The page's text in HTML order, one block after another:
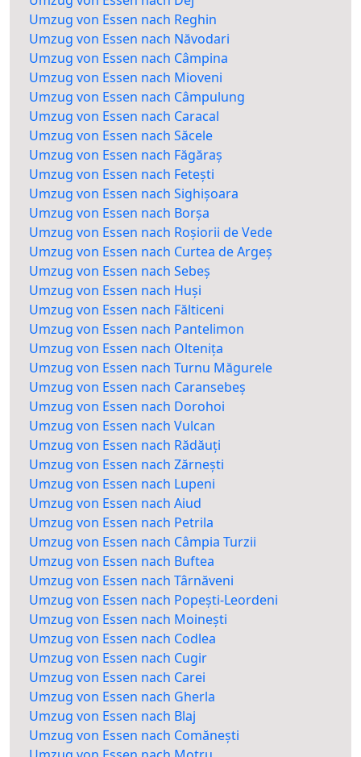
Umzug von Essen nach Reghin
Umzug von Essen nach Năvodari
Umzug von Essen nach Câmpina
Umzug von Essen nach Mioveni
Umzug von Essen nach Câmpulung
Umzug von Essen nach Caracal
Umzug von Essen nach Săcele
Umzug von Essen nach Făgăraș
Umzug von Essen nach Fetești
Umzug von Essen nach Sighișoara
Umzug von Essen nach Borșa
Umzug von Essen nach Roșiorii de Vede
Umzug von Essen nach Curtea de Argeș
Umzug von Essen nach Sebeș
Umzug von Essen nach Huși
Umzug von Essen nach Fălticeni
Umzug von Essen nach Pantelimon
Umzug von Essen nach Oltenița
Umzug von Essen nach Turnu Măgurele
Umzug von Essen nach Caransebeș
Umzug von Essen nach Dorohoi
Umzug von Essen nach Vulcan
Umzug von Essen nach Rădăuți
Umzug von Essen nach Zărnești
Umzug von Essen nach Lupeni
Umzug von Essen nach Aiud
Umzug von Essen nach Petrila
Umzug von Essen nach Câmpia Turzii
Umzug von Essen nach Buftea
Umzug von Essen nach Târnăveni
Umzug von Essen nach Popești-Leordeni
Umzug von Essen nach Moinești
Umzug von Essen nach Codlea
Umzug von Essen nach Cugir
Umzug von Essen nach Carei
Umzug von Essen nach Gherla
Umzug von Essen nach Blaj
Umzug von Essen nach Comănești